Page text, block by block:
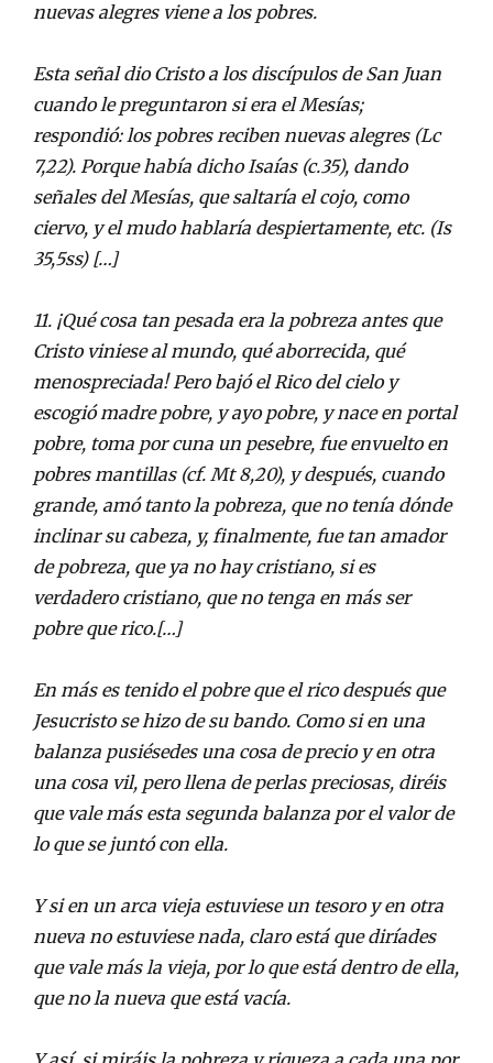
nuevas alegres viene a los pobres.
Esta señal dio Cristo a los discípulos de San Juan
cuando le preguntaron si era el Mesías;
respondió: los pobres reciben nuevas alegres (Lc
7,22). Porque había dicho Isaías (c.35), dando
señales del Mesías, que saltaría el cojo, como
ciervo, y el mudo hablaría despiertamente, etc. (Is
35,5ss) […]
11. ¡Qué cosa tan pesada era la pobreza antes que
Cristo viniese al mundo, qué aborrecida, qué
menospreciada! Pero bajó el Rico del cielo y
escogió madre pobre, y ayo pobre, y nace en portal
pobre, toma por cuna un pesebre, fue envuelto en
pobres mantillas (cf. Mt 8,20), y después, cuando
grande, amó tanto la pobreza, que no tenía dónde
inclinar su cabeza, y, finalmente, fue tan amador
de pobreza, que ya no hay cristiano, si es
verdadero cristiano, que no tenga en más ser
pobre que rico.[…]
En más es tenido el pobre que el rico después que
Jesucristo se hizo de su bando. Como si en una
balanza pusiésedes una cosa de precio y en otra
una cosa vil, pero llena de perlas preciosas, diréis
que vale más esta segunda balanza por el valor de
lo que se juntó con ella.
Y si en un arca vieja estuviese un tesoro y en otra
nueva no estuviese nada, claro está que diríades
que vale más la vieja, por lo que está dentro de ella,
que no la nueva que está vacía.